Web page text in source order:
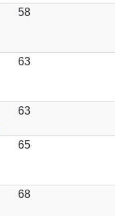
58
63
63
65
68